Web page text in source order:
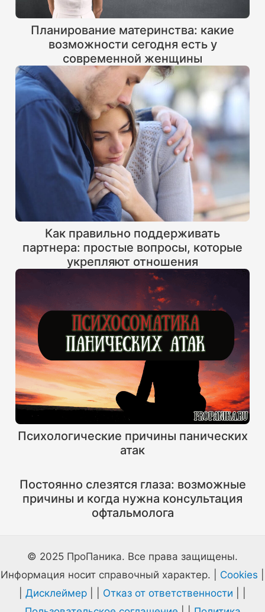
Планирование материнства: какие
возможности сегодня есть у
современной женщины
Как правильно поддерживать
партнера: простые вопросы, которые
укрепляют отношения
Психологические причины панических
атак
Постоянно слезятся глаза: возможные
причины и когда нужна консультация
офтальмолога
© 2025 ПроПаника. Все права защищены.
Информация носит справочный характер. | Cookies
Дисклеймер Отказ от ответственности